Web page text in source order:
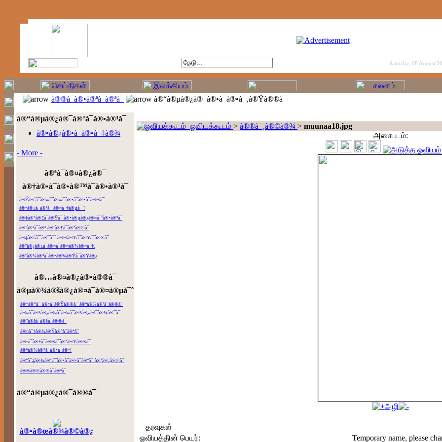
Saturday, 08 August
à®®à¯à®•à®ªà¯à®ªà¯ à®“à®µà®¿à®¯à®•à¯à®•à¯‚à®Ÿà®®à¯
à®“à®µà®¿à®¯à®°à¯à®•à®³à¯
à®•à®¿à®•à¯à®•à¯‡à®¾
- More -
à®ªà¯à®¤à®¿à®¯
à®†à®•à¯à®•à®™à¯à®•à®³à¯
à®Žà®´à¯à®¤à¯à®¤à¯à®•à¯à®•à¯à®®à¯
à®•à®±à¯à®ªà¯ à®¤à¯‡à®µà¯ˆ!
à®‡à®°à®£à¯à®Ÿà¯ à®•à®µà®¿à®¤à¯ˆà®•à®³à¯
à®¨à®²à¯à®² à®¨à®£à¯à®ªà®©à¯
à®‡à®šà¯ˆà®¯à¯ˆ à®®à®Ÿà¯à®Ÿà¯à®®à¯
à®¨à®¿à®±à¯à®¤à¯à®¤à®¾à®¤à¯‡.
à®¨à®¾à®³à¯à®•à®¾à®Ÿà¯à®Ÿà®¿
à®…à®¤à®¿à®•à®®à¯
à®µà®¾à®šà®¿à®¤à¯à®¤à®µà¯ˆ
à®“à®°à¯ à®•à¯à®Ÿà®®à¯ à®ªà®¾à®²à¯à®®à¯
à®¤à¯à®³à®¿à®¤à¯à®¤à¯à®³à®¿à®¯à®¾à®¯à¯
à®¨à®žà¯à®šà¯à®®à¯
à®¤à¯†à®¾à®Ÿà®°à¯à®ªà¯
à®•à¯à®±à¯à®®à¯à®ªà®Ÿà®®à¯
à®ªà®¾à®°à¯à®•à¯à®•!
à®ªà¯‡à®¾à®°à¯à®•à¯à®•à¯à®ªà¯ à®ªà®¿à®©à¯
à®®à®©à®®à¯à®³à¯
à®“à®µà®¿à®¯à®®à¯
à®•à®œà®¾à®©à®¿
ஓவியக்கூடம் > à®®à¯‚à®©à®¾ > muunaa18.jpg
அசைபடம்:
அழி
தரவுகள்
ஓவியத்தின் பெயர்:
Temporary name, please